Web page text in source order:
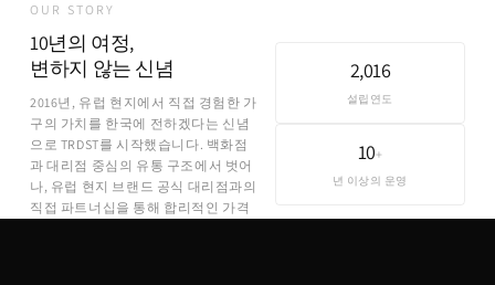
OUR STORY
10년의 여정,
변하지 않는 신념
2016년, 유럽 현지에서 직접 경험한 가
구의 가치를 한국에 전하겠다는 신념
으로 TRDST를 시작했습니다. 백화점
과 대리점 중심의 유통 구조에서 벗어
나, 유럽 현지 브랜드 공식 대리점과의
직접 파트너십을 통해 합리적인 가격
2,016
설립연도
10+
년 이상의 운영